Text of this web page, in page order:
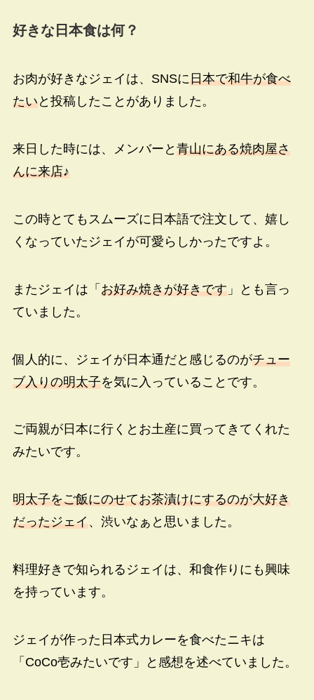
好きな日本食は何？
お肉が好きなジェイは、SNSに日本で和牛が食べ
たいと投稿したことがありました。
来日した時には、メンバーと 青山にある焼肉屋さ
んに来店♪
この時とてもスムーズに日本語で注文して、嬉し
くなっていたジェイが可愛らしかったですよ。
またジェイは「 お好み焼きが好きです」とも言っ
ていました。
個人的に、ジェイが日本通だと感じるのがチュー
ブ入りの明太子を気に入っていることです。
ご両親が日本に行くとお土産に買ってきてくれた
みたいです。
明太子をご飯にのせてお茶漬けにするのが大好き
だったジェイ、渋いなぁと思いました。
料理好きで知られるジェイは、和食作りにも興味
を持っています。
ジェイが作った日本式カレーを食べたニキは
「CoCo壱みたいです」と感想を述べていました。